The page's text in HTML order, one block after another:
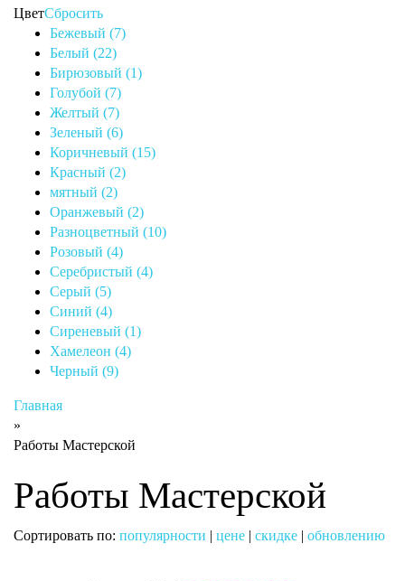
ЦветСбросить
Бежевый (7)
Белый (22)
Бирюзовый (1)
Голубой (7)
Желтый (7)
Зеленый (6)
Коричневый (15)
Красный (2)
мятный (2)
Оранжевый (2)
Разноцветный (10)
Розовый (4)
Серебристый (4)
Серый (5)
Синий (4)
Сиреневый (1)
Хамелеон (4)
Черный (9)
Главная
»
Работы Мастерской
Работы Мастерской
Сортировать по: популярности | цене | скидке | обновлению